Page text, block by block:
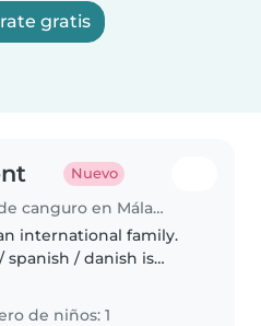
gratis
Nuevo
Trabajo de canguro en Málaga
international family.
spanish / danish is
old and a 10 year old
de niños: 1